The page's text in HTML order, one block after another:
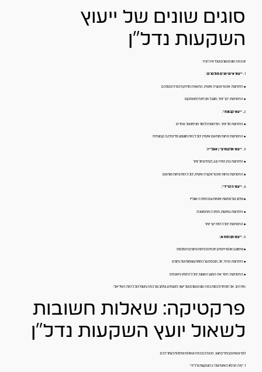
סוגים שונים של ייעוץ
השקעות נדל"ן
יש כמה סוגים שונים שכדאי להכיר:
1 . ייעוץ אישי פנים מול פנים:
• היתרונות: אינטראקציה אישית, התאמה מדויקת לצרכים שלכם
• החסרונות: יקר יותר, מוגבל מבחינת זמן ומקום
2 . ייעוץ קבוצתי:
• היתרונות: זול יותר, הזדמנות ללמוד מניסיון של אחרים
• החסרונות: פחות מותאם אישית, יכול להיות מושפע מדינמיקה קבוצתית
3 . ייעוץ אלקטרוני / אונליין:
• היתרונות: נוח, זמין 24/7, לעיתים זול יותר
• החסרונות: פחות אינטראקציה אישית, יכול להיות פחות מותאם
4 . ייעוץ היברידי:
• שילוב של פגישות אישיות עם תמיכה אונליין
• היתרונות: גמישות, תמיכה מתמשכת
• החסרונות: יכול להיות יקר יותר
5 . ייעוץ מבוסס AI:
• שימוש באלגוריתמים חכמים לניתוח נתונים והמלצות
• היתרונות: מהיר, זול, מבוסס על כמויות עצומות של נתונים
• החסרונות: חסר את המגע האנושי, יכול להחמיץ ניואנסים
טיפ זהב: אל תפחדו לנסות כמה סוגים שונים של ייעוץ. לפעמים, שילוב של כמה גישות יכול להיות האידיאלי.
פרקטיקה: שאלות חשובות
לשאול יועץ השקעות נדל"ן
לפני שאתם בוחרים יועץ, הכנו לכם כמה שאלות שיכולות לעזור לכם:
1. "מה הניסיון האישי שלך בהשקעות נדל"ן?"